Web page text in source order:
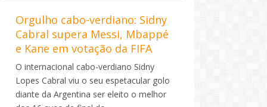
Orgulho cabo-verdiano: Sidny
Cabral supera Messi, Mbappé
e Kane em votação da FIFA
O internacional cabo-verdiano Sidny
Lopes Cabral viu o seu espetacular golo
diante da Argentina ser eleito o melhor